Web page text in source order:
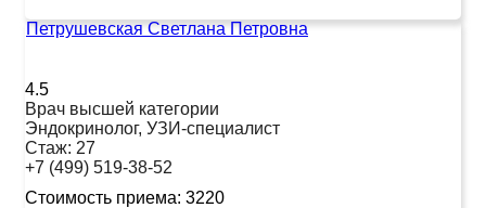
Петрушевская Светлана Петровна
4.5
Врач высшей категории
Эндокринолог, УЗИ-специалист
Стаж: 27
+7 (499) 519-38-52
Стоимость приема: 3220